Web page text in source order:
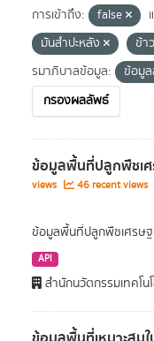
การเข้าถึง: false
มันสำปะหลัง
ข้าว
รมาภิบาลข้อมูล:
ข้อมู
กรองผลลัพธ์
ข้อมูลพื้นที่ปลูกพืชเ
views
46 recent views
ข้อมูลพื้นที่ปลูกพืชเศรษ
API
สำนักนวัตกรรมเทคโน